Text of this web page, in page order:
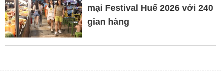
mại Festival Huế 2026 với 240
gian hàng